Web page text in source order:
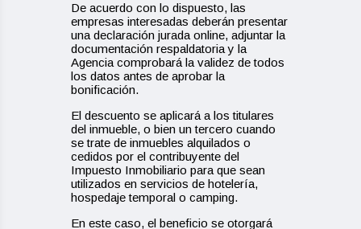
De acuerdo con lo dispuesto, las
empresas interesadas deberán presentar
una declaración jurada online, adjuntar la
documentación respaldatoria y la
Agencia comprobará la validez de todos
los datos antes de aprobar la
bonificación.
El descuento se aplicará a los titulares
del inmueble, o bien un tercero cuando
se trate de inmuebles alquilados o
cedidos por el contribuyente del
Impuesto Inmobiliario para que sean
utilizados en servicios de hotelería,
hospedaje temporal o camping.
En este caso, el beneficio se otorgará